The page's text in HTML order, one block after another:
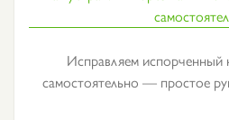
Исправляем испорченный
самостоятельно — простое